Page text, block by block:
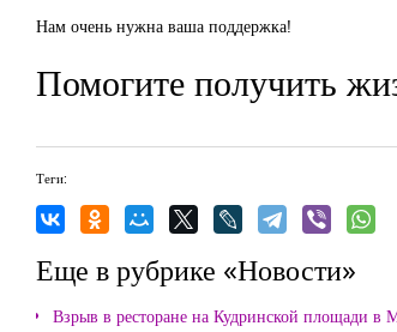
Нам очень нужна ваша поддержка!
Помогите получить
Теги:
Еще в рубрике «Новости»
Взрыв в ресторане на Кудринской площади в